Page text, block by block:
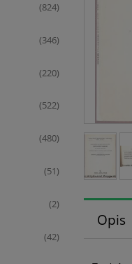
(824)
(346)
(220)
(522)
(480)
(51)
(2)
(42)
Opis